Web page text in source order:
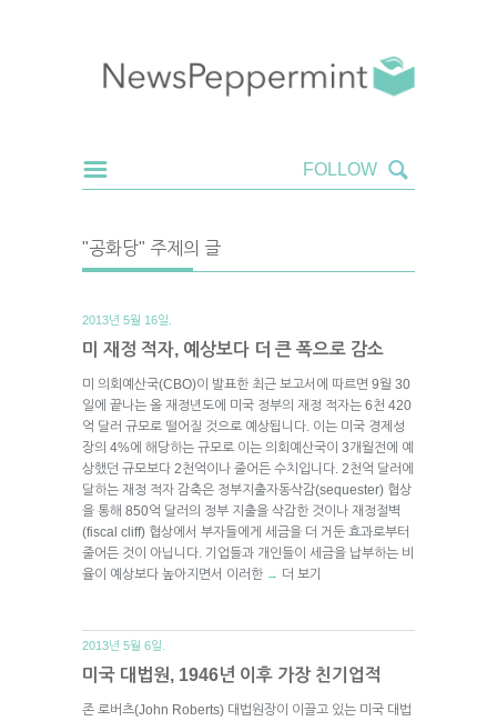
"공화당" 주제의 글
2013년 5월 16일.
미 재정 적자, 예상보다 더 큰 폭으로 감소
미 의회예산국(CBO)이 발표한 최근 보고서에 따르면 9월 30
일에 끝나는 올 재정년도에 미국 정부의 재정 적자는 6천 420
억 달러 규모로 떨어질 것으로 예상됩니다. 이는 미국 경제성
장의 4%에 해당하는 규모로 이는 의회예산국이 3개월전에 예
상했던 규모보다 2천억이나 줄어든 수치입니다. 2천억 달러에
달하는 재정 적자 감축은 정부지출자동삭감(sequester) 협상
을 통해 850억 달러의 정부 지출을 삭감한 것이나 재정절벽
(fiscal cliff) 협상에서 부자들에게 세금을 더 거둔 효과로부터
줄어든 것이 아닙니다. 기업들과 개인들이 세금을 납부하는 비
율이 예상보다 높아지면서 이러한 → 더 보기
2013년 5월 6일.
미국 대법원, 1946년 이후 가장 친기업적
존 로버츠(John Roberts) 대법원장이 이끌고 있는 미국 대법